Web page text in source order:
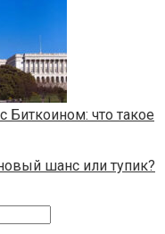
Биткоином: что такое
шанс или тупик?